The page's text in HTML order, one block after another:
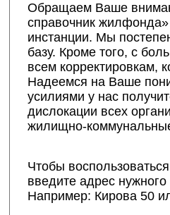
Обращаем Ваше
справочник
инстанции. Мы
базу. Кроме того, с
всем корректировкам,
Надеемся на Ваше
усилиями у нас
дислокации всех
жилищно-
Чтобы
введите адрес
Например: Кирова 50